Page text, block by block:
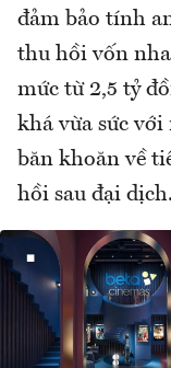
đảm bảo tính
thu hồi vốn
mức từ 2,5 tỷ
khá vừa sức
băn khoăn về
hồi sau đại dịch.